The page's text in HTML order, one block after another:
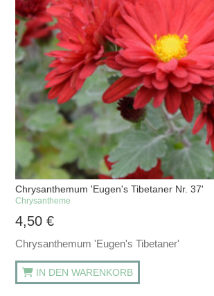
Chrysanthemum 'Eugen's Tibetaner Nr. 37'
Chrysantheme
4,50€
Chrysanthemum 'Eugen's Tibetaner'
IN DEN WARENKORB